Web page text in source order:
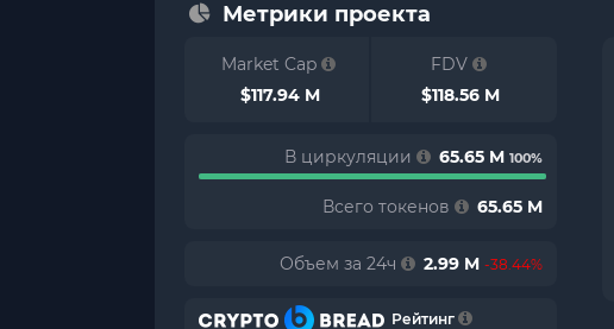
Метрики проекта
Market Cap
$117.94 M
FDV
$118.56 M
В циркуляции 65.65 M 100%
Всего токенов 65.65 M
Объем за 24ч 2.99 M -38.44%
Рейтинг